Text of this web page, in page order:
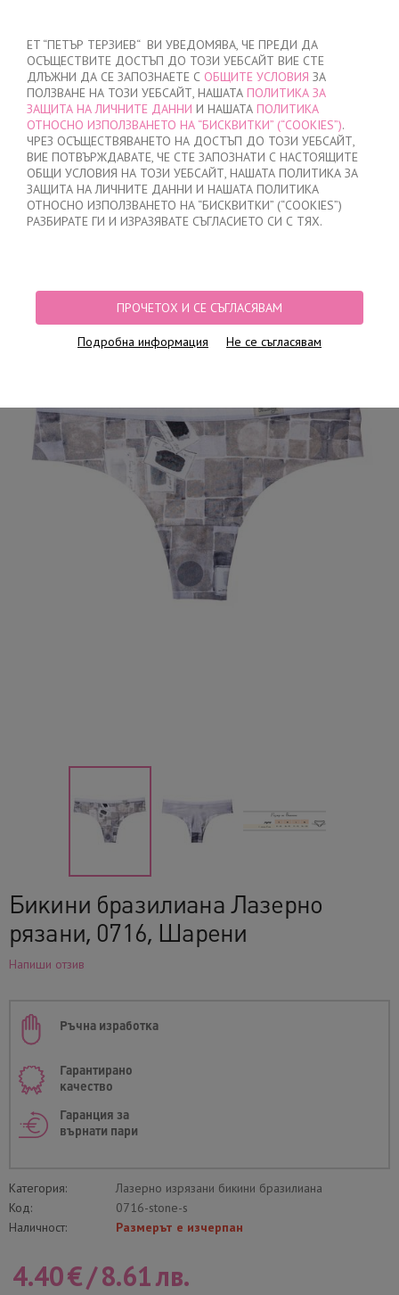
ET “ПЕТЪР ТЕРЗИЕВ“ ВИ УВЕДОМЯВА, ЧЕ ПРЕДИ ДА
ОСЪЩЕСТВИТЕ ДОСТЪП ДО ТОЗИ УЕБСАЙТ ВИЕ СТЕ
ДЛЪЖНИ ДА СЕ ЗАПОЗНАЕТЕ С ОБЩИТЕ УСЛОВИЯ ЗА
ПОЛЗВАНЕ НА ТОЗИ УЕБСАЙТ, НАШАТА ПОЛИТИКА ЗА
ЗАЩИТА НА ЛИЧНИТЕ ДАННИ И НАШАТА ПОЛИТИКА
ОТНОСНО ИЗПОЛЗВАНЕТО НА “БИСКВИТКИ” (“COOKIES”).
ЧРЕЗ ОСЪЩЕСТВЯВАНЕТО НА ДОСТЪП ДО ТОЗИ УЕБСАЙТ,
ВИЕ ПОТВЪРЖДАВАТЕ, ЧЕ СТЕ ЗАПОЗНАТИ С НАСТОЯЩИТЕ
ОБЩИ УСЛОВИЯ НА ТОЗИ УЕБСАЙТ, НАШАТА ПОЛИТИКА ЗА
ЗАЩИТА НА ЛИЧНИТЕ ДАННИ И НАШАТА ПОЛИТИКА
ОТНОСНО ИЗПОЛЗВАНЕТО НА “БИСКВИТКИ” (“COOKIES”)
РАЗБИРАТЕ ГИ И ИЗРАЗЯВАТЕ СЪГЛАСИЕТО СИ С ТЯХ.
ПРОЧЕТОХ И СЕ СЪГЛАСЯВАМ
Подробна информация Не се съгласявам
МОЯТА ПОРЪЧКА
няма добавени продукти
НАЧАЛО / ДАМСКО / БЕЛЬО / БИКИНИ / ЛАЗЕРНО ИЗРЯЗАНИ БИКИНИ
БРАЗИЛИАНА / БИКИНИ БРАЗИЛИАНА ЛАЗЕРНО РЯЗАНИ, 0716, ШАРЕНИ
Бикини бразилиана Лазерно
рязани, 0716, Шарени
Напиши отзив
Ръчна изработка
Гарантирано
качество
Гаранция за
върнати пари
Категория:
Лазерно изрязани бикини бразилиана
Код:
0716-stone-s
Наличност:
Размерът е изчерпан
4.40€/8.61лв.